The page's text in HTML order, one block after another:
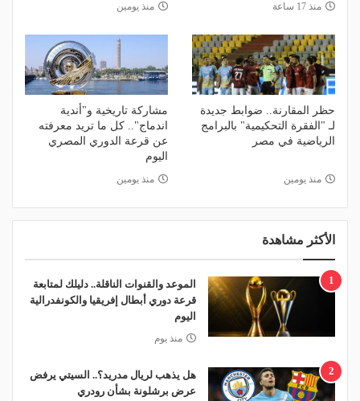
منذ 17 ساعة منذ يومين
حظر المقارنة.. ضوابط جديدة
لـ "الفقرة التحكيمية" بالبرامج
الرياضية في مصر
منذ يومين
مشاركة تاريخية و"أندية
اندماج".. كل ما تريد معرفته
عن قرعة الدوري المصري
اليوم
منذ يومين
الأكثر مشاهدة
1
الموعد والقنوات الناقلة.. دليلك لمتابعة
قرعة دوري أبطال إفريقيا والكونفدرالية
اليوم
منذ يوم
2
هل يذهب لريال مدريد؟.. السيتي يرفض
عرض برشلونة بشأن رودري